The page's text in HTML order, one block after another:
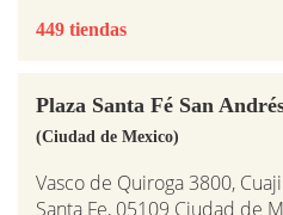
449 tiendas
Plaza Santa Fé San
(Ciudad de Mexico)
Vasco de Quiroga 3800,
Santa Fe, 05109 Ciudad de